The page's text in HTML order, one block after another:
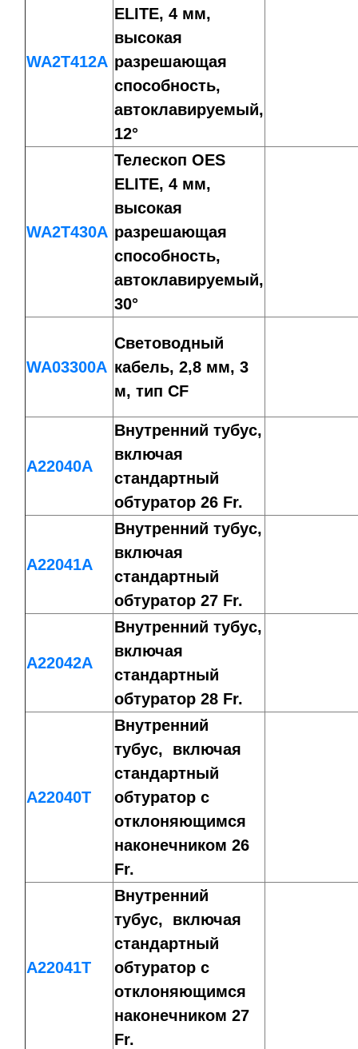
WA2T412A
ELITE, 4 мм,
высокая
разрешающая
способность,
автоклавируемый,
12°
WA2T430A
Телескоп OES
ELITE, 4 мм,
высокая
разрешающая
способность,
автоклавируемый,
30°
WA03300A
Световодный
кабель, 2,8 мм, 3
м, тип CF
A22040A
Внутренний тубус,
включая
стандартный
обтуратор 26 Fr.
A22041A
Внутренний тубус,
включая
стандартный
обтуратор 27 Fr.
A22042A
Внутренний тубус,
включая
стандартный
обтуратор 28 Fr.
A22040T
Внутренний
тубус, включая
стандартный
обтуратор с
отклоняющимся
наконечником 26
Fr.
A22041T
Внутренний
тубус, включая
стандартный
обтуратор с
отклоняющимся
наконечником 27
Fr.